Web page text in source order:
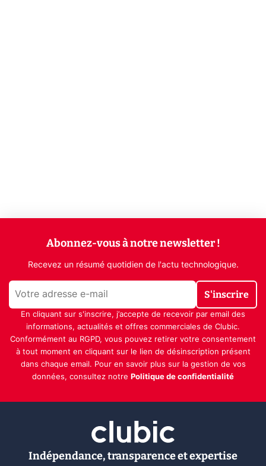
Abonnez-vous à notre newsletter !
Recevez un résumé quotidien de l'actu technologique.
S'inscrire
En cliquant sur s'inscrire, j’accepte de recevoir par email des
informations, actualités et offres commerciales de Clubic.
Conformément au RGPD, vous pouvez retirer votre consentement
à tout moment en cliquant sur le lien de désinscription présent
dans chaque email. Pour en savoir plus sur la gestion de vos
données, consultez notre Politique de confidentialité
Indépendance, transparence et expertise